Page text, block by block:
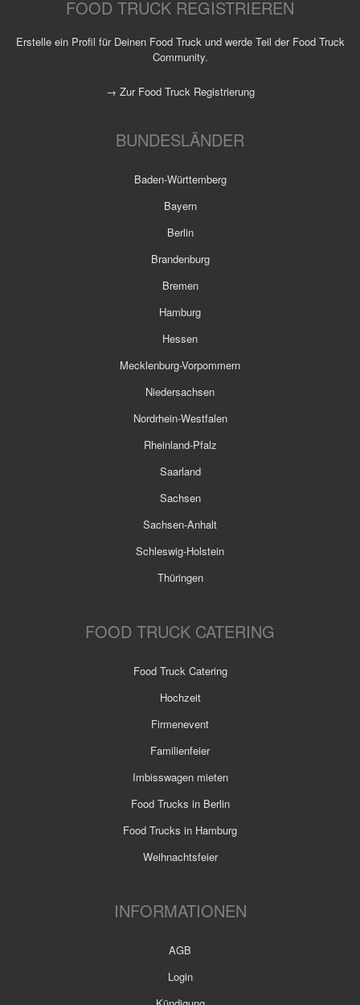
FOOD TRUCK REGISTRIEREN
Erstelle ein Profil für Deinen Food Truck und werde Teil der Food Truck
Community.
→ Zur Food Truck Registrierung
BUNDESLÄNDER
Baden-Württemberg
Bayern
Berlin
Brandenburg
Bremen
Hamburg
Hessen
Mecklenburg-Vorpommern
Niedersachsen
Nordrhein-Westfalen
Rheinland-Pfalz
Saarland
Sachsen
Sachsen-Anhalt
Schleswig-Holstein
Thüringen
FOOD TRUCK CATERING
Food Truck Catering
Hochzeit
Firmenevent
Familienfeier
Imbisswagen mieten
Food Trucks in Berlin
Food Trucks in Hamburg
Weihnachtsfeier
INFORMATIONEN
AGB
Login